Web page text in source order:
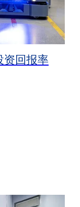
资回报率